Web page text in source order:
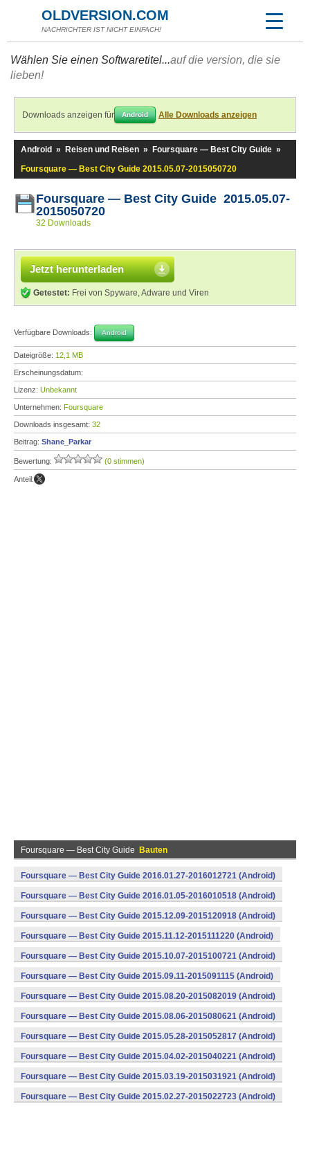
OLDVERSION.COM
NACHRICHTER IST NICHT EINFACH!
Wählen Sie einen Softwaretitel...auf die version, die sie
lieben!
Downloads anzeigen für Android Alle Downloads anzeigen
Android » Reisen und Reisen » Foursquare — Best City Guide »
Foursquare — Best City Guide 2015.05.07-2015050720
Foursquare — Best City Guide 2015.05.07-
2015050720
32 Downloads
Jetzt herunterladen
Getestet: Frei von Spyware, Adware und Viren
Verfügbare Downloads: Android
Dateigröße: 12,1 MB
Erscheinungsdatum:
Lizenz: Unbekannt
Unternehmen: Foursquare
Downloads insgesamt: 32
Beitrag: Shane_Parkar
Bewertung: (0 stimmen)
Anteil:
Foursquare — Best City Guide Bauten
Foursquare — Best City Guide 2016.01.27-2016012721 (Android)
Foursquare — Best City Guide 2016.01.05-2016010518 (Android)
Foursquare — Best City Guide 2015.12.09-2015120918 (Android)
Foursquare — Best City Guide 2015.11.12-2015111220 (Android)
Foursquare — Best City Guide 2015.10.07-2015100721 (Android)
Foursquare — Best City Guide 2015.09.11-2015091115 (Android)
Foursquare — Best City Guide 2015.08.20-2015082019 (Android)
Foursquare — Best City Guide 2015.08.06-2015080621 (Android)
Foursquare — Best City Guide 2015.05.28-2015052817 (Android)
Foursquare — Best City Guide 2015.04.02-2015040221 (Android)
Foursquare — Best City Guide 2015.03.19-2015031921 (Android)
Foursquare — Best City Guide 2015.02.27-2015022723 (Android)